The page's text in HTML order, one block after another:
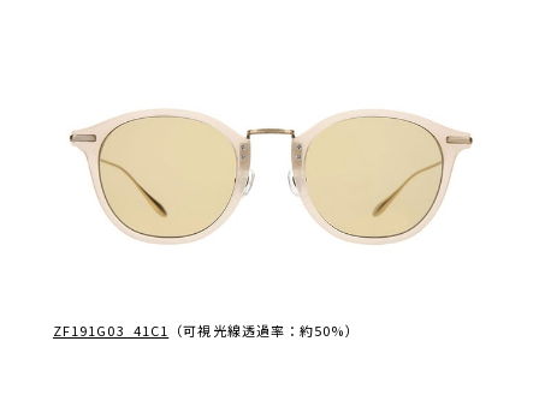
ZF191G03_41C1 （可視光線透過率：約50%）